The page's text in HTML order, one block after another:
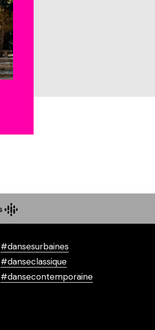
#dansesurbaines
#danseclassique
#dansecontemporaine